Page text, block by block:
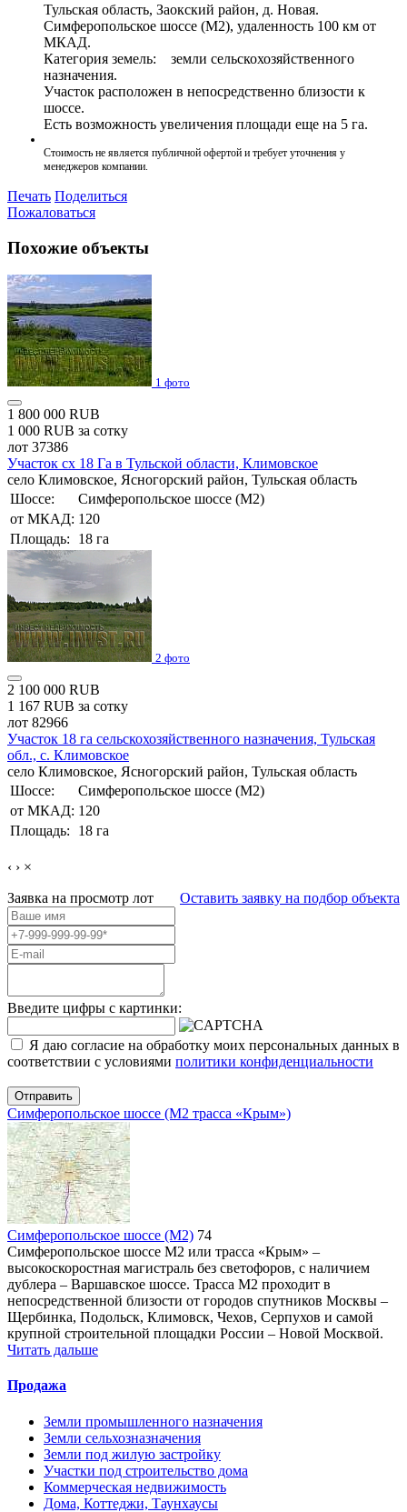
Тульская область, Заокский район, д. Новая.
Симферопольское шоссе (М2), удаленность 100 км от
МКАД.
Категория земель: земли сельскохозяйственного
назначения.
Участок расположен в непосредственно близости к
шоссе.
Есть возможность увеличения площади еще на 5 га.
Стоимость не является публичной офертой и требует уточнения у
менеджеров компании.
Печать Поделиться
Пожаловаться
Похожие объекты
1 фото
1 800 000 RUB
1 000 RUB за сотку
лот 37386
Участок сх 18 Га в Тульской области, Климовское
село Климовское, Ясногорский район, Тульская область
Шоссе:
Симферопольское шоссе (М2)
от МКАД: 120
Площадь:
18 га
2 фото
2 100 000 RUB
1 167 RUB за сотку
лот 82966
Участок 18 га сельскохозяйственного назначения, Тульская
обл., с. Климовское
село Климовское, Ясногорский район, Тульская область
Шоссе:
Симферопольское шоссе (М2)
от МКАД: 120
Площадь:
18 га
‹ › ×
Оставить заявку на подбор объекта
Заявка на просмотр лот
Введите цифры с картинки:
Я даю согласие на обработку моих персональных данных в
соответствии с условиями политики конфиденциальности
Отправить
Симферопольское шоссе (М2 трасса «Крым»)
Симферопольское шоссе (М2) 74
Симферопольское шоссе М2 или трасса «Крым» –
высокоскоростная магистраль без светофоров, с наличием
дублера – Варшавское шоссе. Трасса М2 проходит в
непосредственной близости от городов спутников Москвы –
Щербинка, Подольск, Климовск, Чехов, Серпухов и самой
крупной строительной площадки России – Новой Москвой.
Читать дальше
Продажа
Земли промышленного назначения
Земли сельхозназначения
Земли под жилую застройку
Участки под строительство дома
Коммерческая недвижимость
Дома, Коттеджи, Таунхаусы